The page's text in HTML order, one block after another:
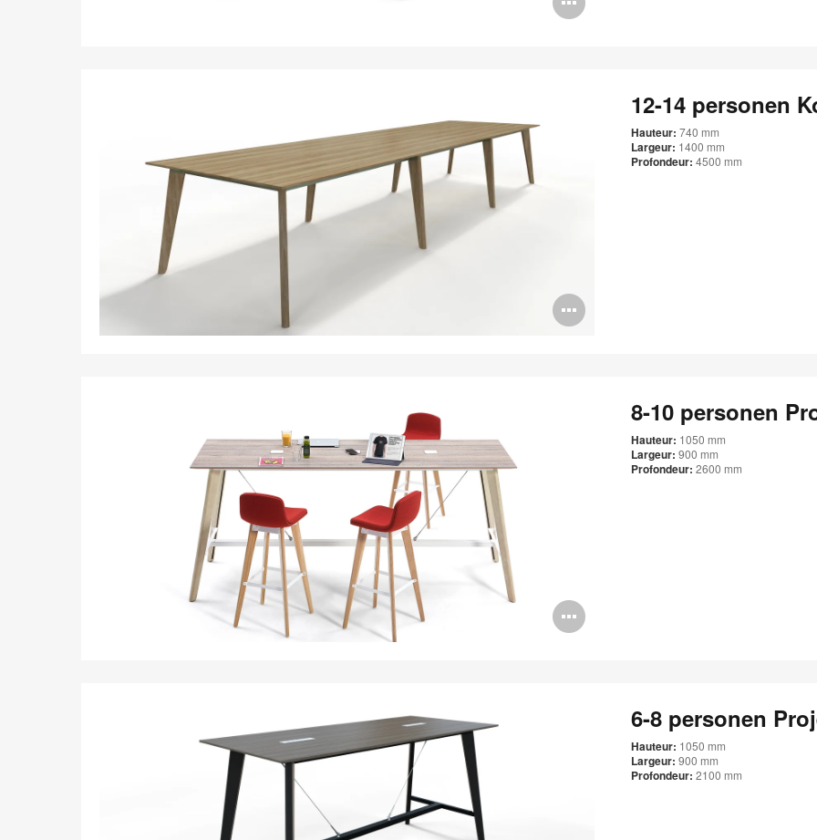
Bildbeschreibung
12-14 personen
Hauteur: 740 mm
Largeur: 1400 mm
Profondeur: 4500 mm
Bildbeschreibung
8-10 personen
Hauteur: 1050 mm
Largeur: 900 mm
Profondeur: 2600 mm
6-8 personen
Hauteur: 1050 mm
Largeur: 900 mm
Profondeur: 2100 mm